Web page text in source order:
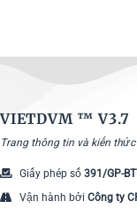
VIETDVM ™V3.7
Trang thông tin và kiến
Giấy phép số 391/GP-
Vận hành bởi Công ty